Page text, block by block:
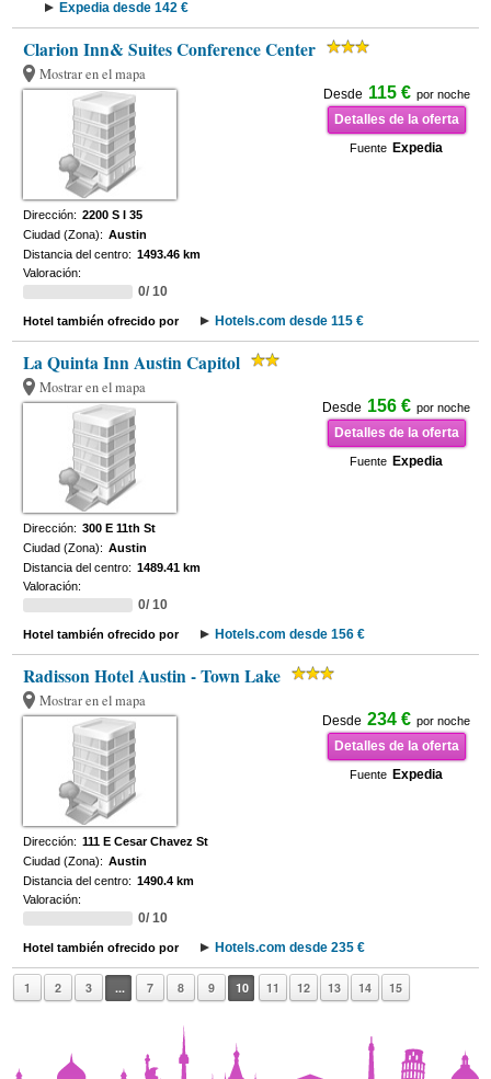
Expedia desde 142 €
Clarion Inn& Suites Conference Center
Mostrar en el mapa
Desde 115 € por noche
Detalles de la oferta
Fuente Expedia
Dirección: 2200 S I 35
Ciudad (Zona): Austin
Distancia del centro: 1493.46 km
Valoración:
0/ 10
Hotel también ofrecido por Hotels.com desde 115 €
La Quinta Inn Austin Capitol
Mostrar en el mapa
Desde 156 € por noche
Detalles de la oferta
Fuente Expedia
Dirección: 300 E 11th St
Ciudad (Zona): Austin
Distancia del centro: 1489.41 km
Valoración:
0/ 10
Hotel también ofrecido por Hotels.com desde 156 €
Radisson Hotel Austin - Town Lake
Mostrar en el mapa
Desde 234 € por noche
Detalles de la oferta
Fuente Expedia
Dirección: 111 E Cesar Chavez St
Ciudad (Zona): Austin
Distancia del centro: 1490.4 km
Valoración:
0/ 10
Hotel también ofrecido por Hotels.com desde 235 €
1 2 3 ... 7 8 9 10 11 12 13 14 15